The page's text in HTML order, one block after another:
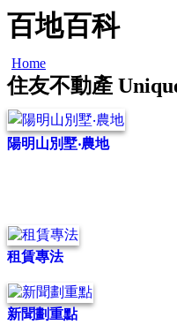
百地百科
Home
住友不動產
陽明山別墅‧農地
租賃專法
新聞劃重點